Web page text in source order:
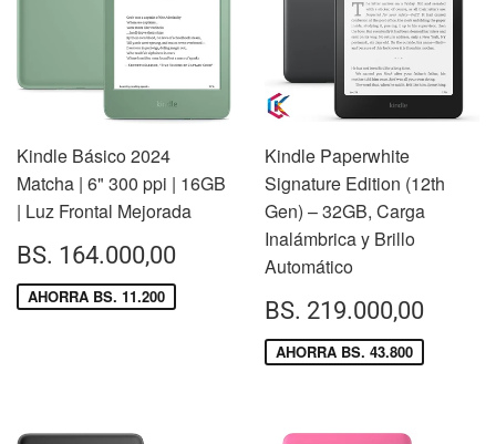
Kindle Básico 2024
Matcha | 6" 300 ppi | 16GB
| Luz Frontal Mejorada
PRECIO
DE
VENTA
BS. 164.000,00
164.000,00
AHORRA BS. 11.200
Kindle Paperwhite
Signature Edition (12th
Gen) – 32GB, Carga
Inalámbrica y Brillo
Automático
PRECIO
DE
VENTA
BS. 219.000,00
AHORRA BS. 43.800